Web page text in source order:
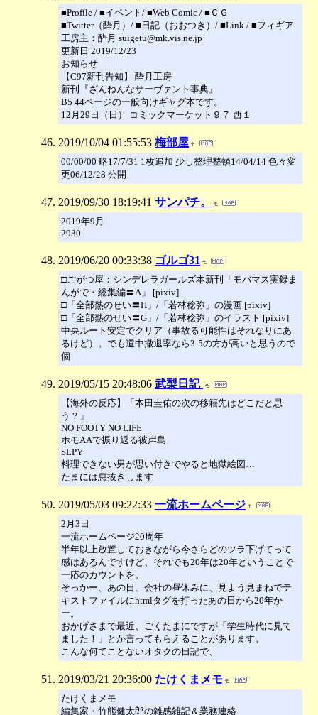
■Profile / ■イベント/ ■Web Comic / ■ＣＧ
■Twitter（酔月）/ ■日記（おおつき）/ ■Link / ■フィギア
工房主：酔月 suigetu@mk.vis.ne.jp
更新日 2019/12/23
お知らせ
【C97新刊告知】 酔月工房
新刊『ざんねんなサーヴァント事典』
B5 44ページの一般向けギャグ本です。
12月29日（日） コミックマーケット９７ 西１
2019/10/04 01:55:53 梅部屋
00/00/00 略17/7/31 1枚追加 少し整理整頓14/04/14 色々変
更06/12/28 公開
2019/09/30 18:19:41 サンパチ。
2019年9月
2930
2019/06/20 00:33:38 ゴルゴ31
□ごがつ屋：シンデレラガールズ本新刊「モバマス実録ま
んがで・総集編〓A」 [pixiv]
□「全部熱のせい〓H」/「若林稔弥」の漫画 [pixiv]
□「全部熱のせい〓G」/「若林稔弥」のイラスト [pixiv]
中央ルート安定でクリア（事故る可能性はそれなりにあ
るけど）。でも道中撤退率なら3-5の方が高いと思うので
個
2019/05/15 20:48:06 武梨日記
【海外の反応】「本田圭佑の次の移籍先はどこだと思
う？」
NO FOOTY NO LIFE
ホモAAで振り返る彼岸島
SLPY
料理できない男が思い付きでやると地獄絵図…
たまには息抜きします
2019/05/03 09:22:33 一流ホームページ
2月3日
一流ホームページ20周年
半年以上放置しておきながら今さらどのツラ下げてって
感はあるんですけど、それでも20年は20年ということで
一応のカウントを。
そっかー、あの日、会社の昼休みに、見よう見まねでテ
キストファイルにhtmlタグを打ったあの日から20年か
ー。
おかげさまで最近、ごくたまにですが「学生時代に見て
ました！」とか言ってもらえることがあります。
こんな何てことないオタクの日記で、
2019/03/21 20:36:00 たけくまメモ
たけくまメモ
編集家・竹熊健太郎の雑感雑記＆業務連絡